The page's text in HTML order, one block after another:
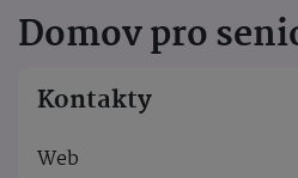
Domov pro
Kontakty
Web